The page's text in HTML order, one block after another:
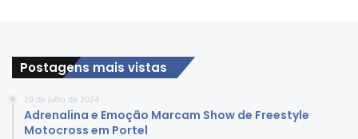
Postagens mais vistas
29 de julho de 2024
Adrenalina e Emoção Marcam Show de Freestyle
Motocross em Portel